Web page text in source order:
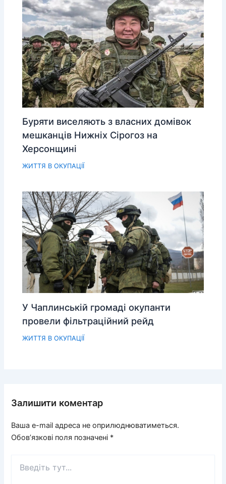
Буряти виселяють з власних домівок
мешканців Нижніх Сірогоз на
Херсонщині
ЖИТТЯ В ОКУПАЦІЇ
У Чаплинській громаді окупанти
провели фільтраційний рейд
ЖИТТЯ В ОКУПАЦІЇ
Залишити коментар
Ваша e-mail адреса не оприлюднюватиметься.
Обов’язкові поля позначені *
тут...